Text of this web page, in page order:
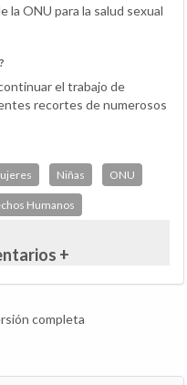
la ONU para la salud sexual
el trabajo de
recortes de numerosos
Niñas ONU
Humanos
+
completa